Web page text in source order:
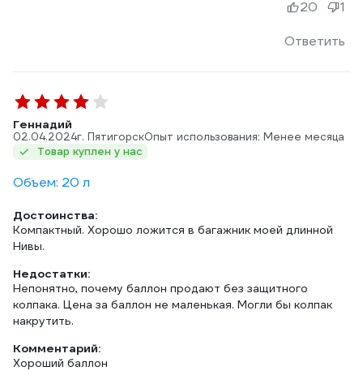
Ответить
20 1
Геннадий
02.04.2024г. ПятигорскОпыт использования: Менее месяца
Товар куплен у нас
Объем: 20 л
Достоинства:
Компактный. Хорошо ложится в багажник моей длинной
Нивы.
Недостатки:
Непонятно, почему баллон продают без защитного
колпака. Цена за баллон не маленькая. Могли бы колпак
накрутить.
Комментарий:
Хороший баллон